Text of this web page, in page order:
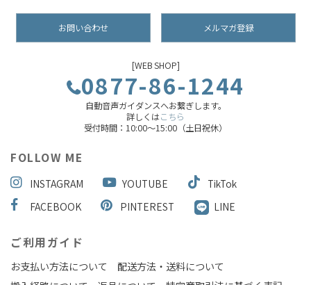
お問い合わせ メルマガ登録
[WEB SHOP]
0877-86-1244
自動音声ガイダンスへお繋ぎします。
詳しくはこちら
受付時間：10:00～15:00（土日祝休）
FOLLOW ME
INSTAGRAM YOUTUBE
TikTok
FACEBOOK
PINTEREST LINE
ご利用ガイド
お支払い方法について
配送方法・送料について